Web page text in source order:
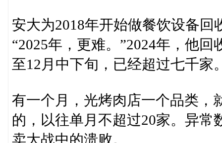
安大为2018年开始做餐饮设备
“2025年，更难。”2024年，他
至12月中下旬，已经超过七千家
有一个月，光烤肉店一个品类，
的，以往单月不超过20家。异
卖大战中的溃败。